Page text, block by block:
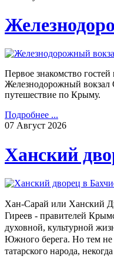
Первое знакомство
Железнодорожный вокзал
путешествие по Крыму.
Подробнее ...
07 Август 2026
Ханский
Хан-Сарай или Ханский
Гиреев - правителей
духовной, культурной
Южного берега. Но тем не
татарского народа,